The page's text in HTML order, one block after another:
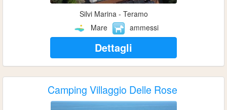
Silvi Marina - Teramo
Mare
ammessi
Dettagli
Camping Villaggio Delle Rose